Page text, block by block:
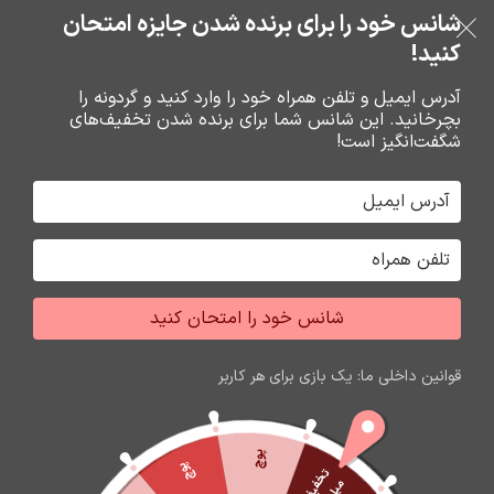
خرید قسطی با ترب‌پی
عبور به ناوبری
رفتن به محتوای اصلی
0 ریال
خانه باتري گوشي،سکه اي،ريموت و پاوربانک باتري
فروشگاه نوین تراشه گنجی
پوچ
پوچ
شانس خود را برای برنده شدن جایزه امتحان
کنید!
آدرس ایمیل و تلفن همراه خود را وارد کنید و گردونه را
بچرخانید. این شانس شما برای برنده شدن تخفیف‌های
شگفت‌انگیز است!
شانس خود را امتحان کنید
قوانین داخلی ما: یک بازی برای هر کاربر